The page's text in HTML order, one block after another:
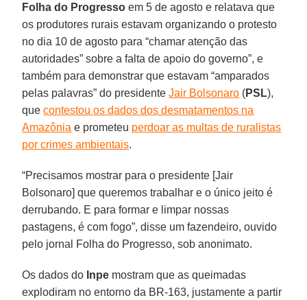
Folha do Progresso em 5 de agosto e relatava que
os produtores rurais estavam organizando o protesto
no dia 10 de agosto para “chamar atenção das
autoridades” sobre a falta de apoio do governo”, e
também para demonstrar que estavam “amparados
pelas palavras” do presidenteJair Bolsonaro (PSL),
quecontestou os dados dos desmatamentos na
Amazônia e prometeu perdoar as multas de ruralistas
por crimes ambientais.
“Precisamos mostrar para o presidente [Jair
Bolsonaro] que queremos trabalhar e o único jeito é
derrubando. E para formar e limpar nossas
pastagens, é com fogo”, disse um fazendeiro, ouvido
pelo jornal Folha do Progresso, sob anonimato.
Os dados do Inpe mostram que as queimadas
explodiram no entorno da BR-163, justamente a partir